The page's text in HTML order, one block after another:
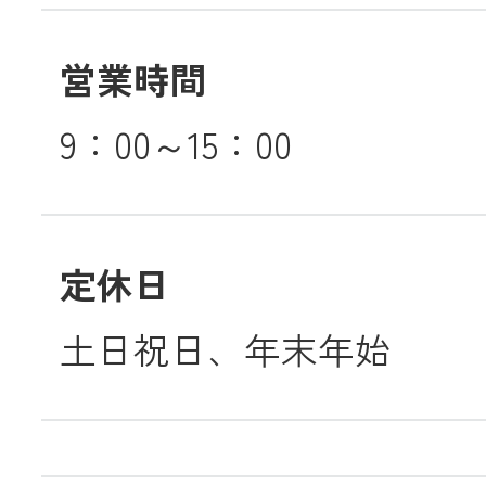
営業時間
9：00～15：00
定休日
土日祝日、年末年始